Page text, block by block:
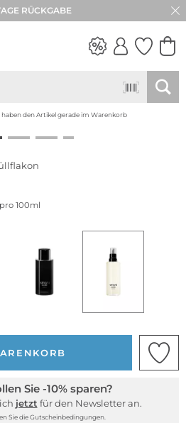
RÜCKGABE
haben den Artikel gerade im Warenkorb
100ml
Sie -10% sparen?
jetzt für den Newsletter an.
Sie die Gutscheinbedingungen.